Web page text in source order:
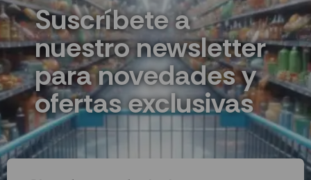
Suscríbete a
nuestro newsletter
para novedades y
ofertas exclusivas